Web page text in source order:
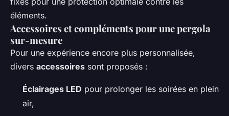
éléments.
Accessoires et compléments pour une pergola
sur-mesure
Pour une expérience encore plus personnalisée,
divers accessoires sont proposés :
Éclairages LED pour prolonger les soirées en plein
air,